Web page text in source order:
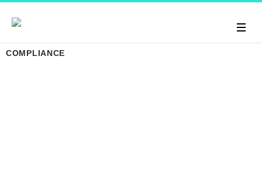
COMPLIANCE